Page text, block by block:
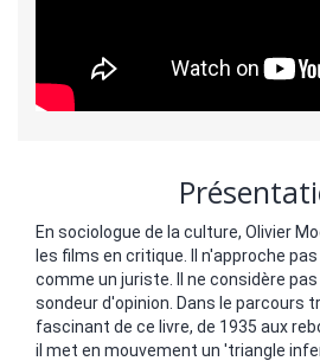
En sociologue de la culture, Olivier
les films en critique. Il n'approche
comme un juriste. Il ne considère
sondeur d'opinion. Dans le parcours
fascinant de ce livre, de 1935 aux
il met en mouvement un 'triangle